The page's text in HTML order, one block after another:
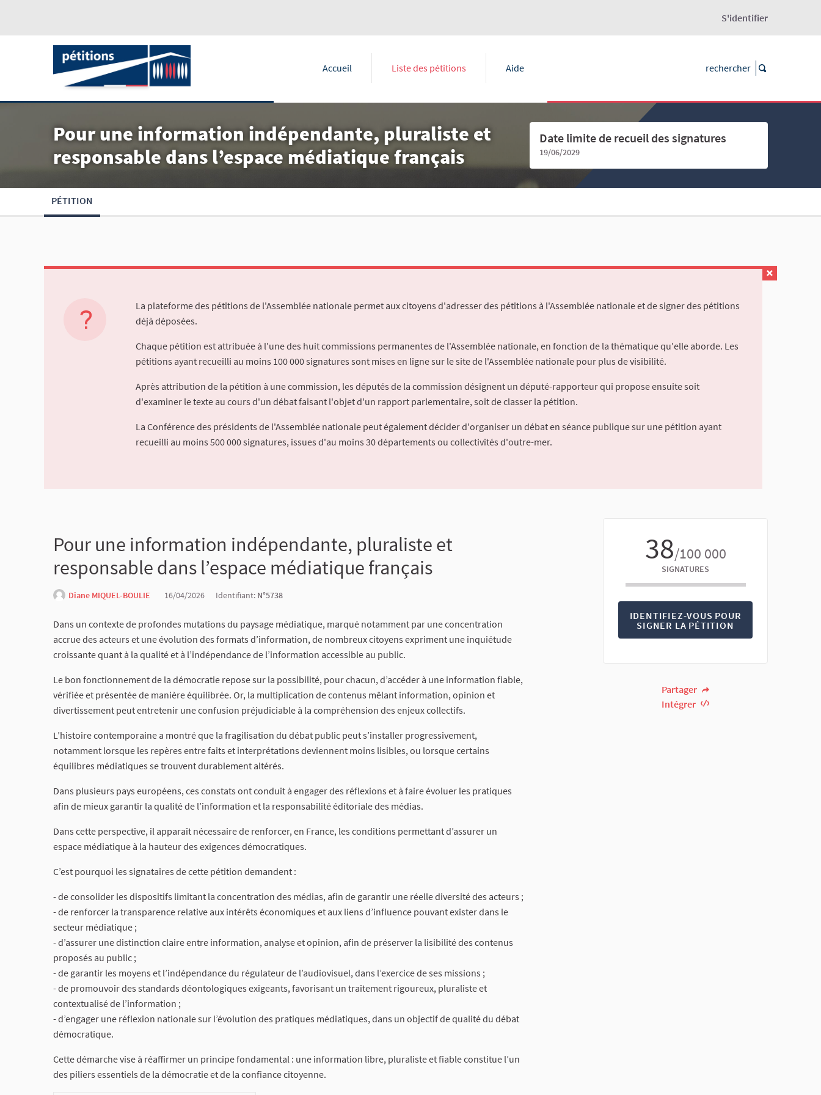
S'identifier
Accueil Liste des pétitions Aide
Pour une information indépendante, pluraliste et
responsable dans l’espace médiatique français
Date limite de recueil des signatures
19/06/2029
PÉTITION
La plateforme des pétitions de l'Assemblée nationale permet aux citoyens d'adresser des pétitions à l'Assemblée nationale et de signer des pétitions
déjà déposées.
Chaque pétition est attribuée à l'une des huit commissions permanentes de l'Assemblée nationale, en fonction de la thématique qu'elle aborde. Les
pétitions ayant recueilli au moins 100 000 signatures sont mises en ligne sur le site de l'Assemblée nationale pour plus de visibilité.
Après attribution de la pétition à une commission, les députés de la commission désignent un député-rapporteur qui propose ensuite soit
d'examiner le texte au cours d'un débat faisant l'objet d'un rapport parlementaire, soit de classer la pétition.
La Conférence des présidents de l'Assemblée nationale peut également décider d'organiser un débat en séance publique sur une pétition ayant
recueilli au moins 500 000 signatures, issues d'au moins 30 départements ou collectivités d'outre-mer.
38/100 000
SIGNATURES
IDENTIFIEZ-VOUS POUR
SIGNER LA PÉTITION
Partager
Intégrer
Pour une information indépendante, pluraliste et
responsable dans l’espace médiatique français
Diane MIQUEL-BOULIE 16/04/2026 Identifiant: N°5738
Dans un contexte de profondes mutations du paysage médiatique, marqué notamment par une concentration
accrue des acteurs et une évolution des formats d’information, de nombreux citoyens expriment une inquiétude
croissante quant à la qualité et à l’indépendance de l’information accessible au public.
Le bon fonctionnement de la démocratie repose sur la possibilité, pour chacun, d’accéder à une information fiable,
vérifiée et présentée de manière équilibrée. Or, la multiplication de contenus mêlant information, opinion et
divertissement peut entretenir une confusion préjudiciable à la compréhension des enjeux collectifs.
L’histoire contemporaine a montré que la fragilisation du débat public peut s’installer progressivement,
notamment lorsque les repères entre faits et interprétations deviennent moins lisibles, ou lorsque certains
équilibres médiatiques se trouvent durablement altérés.
Dans plusieurs pays européens, ces constats ont conduit à engager des réflexions et à faire évoluer les pratiques
afin de mieux garantir la qualité de l’information et la responsabilité éditoriale des médias.
Dans cette perspective, il apparaît nécessaire de renforcer, en France, les conditions permettant d’assurer un
espace médiatique à la hauteur des exigences démocratiques.
C’est pourquoi les signataires de cette pétition demandent :
- de consolider les dispositifs limitant la concentration des médias, afin de garantir une réelle diversité des acteurs ;
- de renforcer la transparence relative aux intérêts économiques et aux liens d’influence pouvant exister dans le
secteur médiatique ;
- d’assurer une distinction claire entre information, analyse et opinion, afin de préserver la lisibilité des contenus
proposés au public ;
- de garantir les moyens et l’indépendance du régulateur de l’audiovisuel, dans l’exercice de ses missions ;
- de promouvoir des standards déontologiques exigeants, favorisant un traitement rigoureux, pluraliste et
contextualisé de l’information ;
- d’engager une réflexion nationale sur l’évolution des pratiques médiatiques, dans un objectif de qualité du débat
démocratique.
Cette démarche vise à réaffirmer un principe fondamental : une information libre, pluraliste et fiable constitue l’un
des piliers essentiels de la démocratie et de la confiance citoyenne.